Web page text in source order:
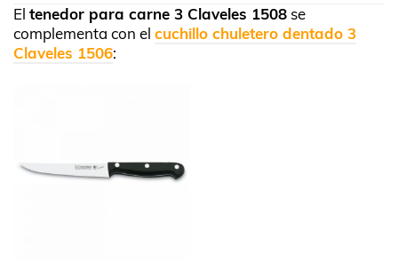
El tenedor para carne 3 Claveles 1508 se
complementa con el cuchillo chuletero dentado 3
Claveles 1506: